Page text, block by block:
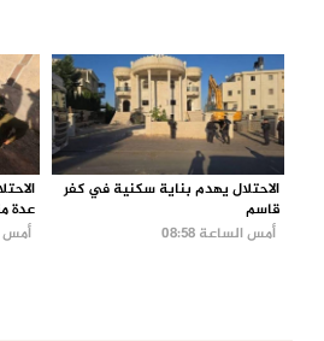
الاحتلال يهدم بناية سكنية في كفر
قاسم
أمس الساعة 08:58
عدة
أمس